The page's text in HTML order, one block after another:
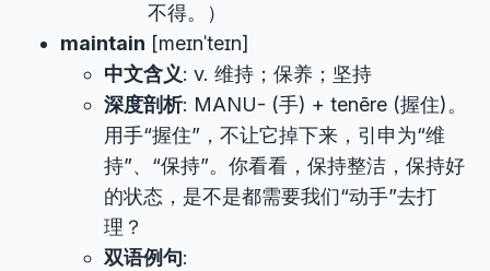
不得。）
maintain [meɪnˈteɪn]
中文含义: v. 维持；保养；坚持
深度剖析: MANU- (手) + tenēre (握住)。
用手“握住”，不让它掉下来，引申为“维
持”、“保持”。你看看，保持整洁，保持好
的状态，是不是都需要我们“动手”去打
理？
双语例句: